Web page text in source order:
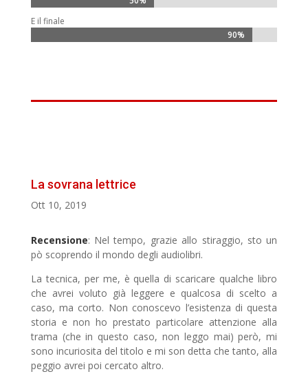
E il finale
90%
90%
La sovrana lettrice
Ott 10, 2019
Recensione: Nel tempo, grazie allo stiraggio, sto un
pò scoprendo il mondo degli audiolibri.
La tecnica, per me, è quella di scaricare qualche libro
che avrei voluto già leggere e qualcosa di scelto a
caso, ma corto. Non conoscevo l’esistenza di questa
storia e non ho prestato particolare attenzione alla
trama (che in questo caso, non leggo mai) però, mi
sono incuriosita del titolo e mi son detta che tanto, alla
peggio avrei poi cercato altro.